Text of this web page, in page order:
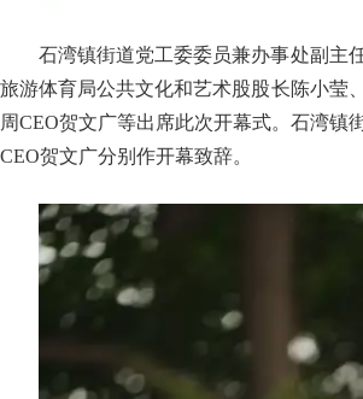
石湾镇街道党工委委员兼办事处副主
旅游体育局公共文化和艺术股股长陈小莹
周CEO贺文广等出席此次开幕式。石湾
CEO贺文广分别作开幕致辞。